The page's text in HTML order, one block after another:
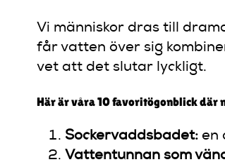
Vi människor dras till
får vatten över sig
vet att det slutar lyckligt.
Här är våra 10 favoritögonblick där
Sockervaddsbadet:en
Vattentunnan som